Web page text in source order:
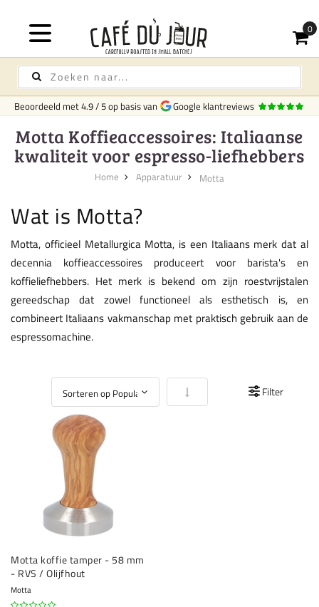
Beoordeeld met4.9/5op basis van Google klantreviews
Motta Koffieaccessoires: Italiaanse
kwaliteit voor espresso-liefhebbers
Home Apparatuur Motta
Wat is Motta?
Motta, officieel Metallurgica Motta, is een Italiaans merk dat al
decennia koffieaccessoires produceert voor barista's en
koffieliefhebbers. Het merk is bekend om zijn roestvrijstalen
gereedschap dat zowel functioneel als esthetisch is, en
combineert Italiaans vakmanschap met praktisch gebruik aan de
espressomachine.
Van laag naar hoog sorteren
Filter
Motta koffie tamper - 58 mm
- RVS / Olijfhout
Motta